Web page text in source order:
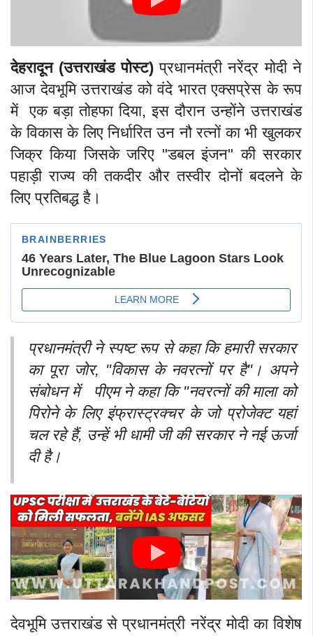
देहरादून (उत्तराखंड पोस्ट)प्रधानमंत्री नरेंद्र मोदी ने
आज देवभूमि उत्तराखंड को वंदे भारत एक्सप्रेस के रूप
में एक बड़ा तोहफा दिया, इस दौरान उन्होंने उत्तराखंड
के विकास के लिए निर्धारित उन नौ रत्नों का भी खुलकर
जिक्र किया जिसके जरिए "डबल इंजन" की सरकार
पहाड़ी राज्य की तकदीर और तस्वीर दोनों बदलने के
लिए प्रतिबद्ध है।
प्रधानमंत्री ने स्पष्ट रूप से कहा कि हमारी सरकार
का पूरा जोर, "विकास के नवरत्नों पर है"। अपने
संबोधन में पीएम ने कहा कि "नवरत्नों की माला को
पिरोने के लिए इंफ्रास्ट्रक्चर के जो प्रोजेक्ट यहां
चल रहे हैं, उन्हें भी धामी जी की सरकार ने नई ऊर्जा
दी है।
देवभूमि उत्तराखंड से प्रधानमंत्री नरेंद्र मोदी का विशेष